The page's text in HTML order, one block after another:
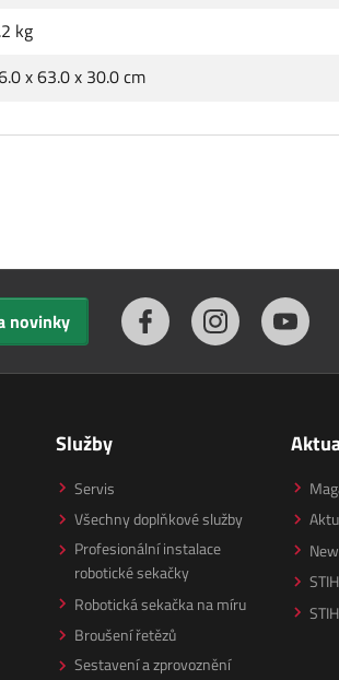
kg
x 63.0 x 30.0 cm
novinky
Služby
Servis
Všechny doplňkové služby
Profesionální instalace
robotické sekačky
Robotická sekačka na míru
Broušení řetězů
Sestavení a zprovoznění